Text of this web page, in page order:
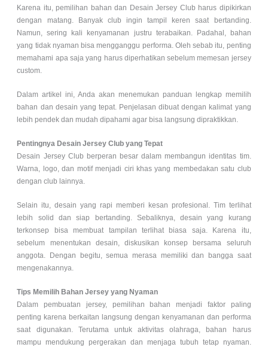
Karena itu, pemilihan bahan dan Desain Jersey Club harus dipikirkan
dengan matang. Banyak club ingin tampil keren saat bertanding.
Namun, sering kali kenyamanan justru terabaikan. Padahal, bahan
yang tidak nyaman bisa mengganggu performa. Oleh sebab itu, penting
memahami apa saja yang harus diperhatikan sebelum memesan jersey
custom.
Dalam artikel ini, Anda akan menemukan panduan lengkap memilih
bahan dan desain yang tepat. Penjelasan dibuat dengan kalimat yang
lebih pendek dan mudah dipahami agar bisa langsung dipraktikkan.
Pentingnya Desain Jersey Club yang Tepat
Desain Jersey Club berperan besar dalam membangun identitas tim.
Warna, logo, dan motif menjadi ciri khas yang membedakan satu club
dengan club lainnya.
Selain itu, desain yang rapi memberi kesan profesional. Tim terlihat
lebih solid dan siap bertanding. Sebaliknya, desain yang kurang
terkonsep bisa membuat tampilan terlihat biasa saja. Karena itu,
sebelum menentukan desain, diskusikan konsep bersama seluruh
anggota. Dengan begitu, semua merasa memiliki dan bangga saat
mengenakannya.
Tips Memilih Bahan Jersey yang Nyaman
Dalam pembuatan jersey, pemilihan bahan menjadi faktor paling
penting karena berkaitan langsung dengan kenyamanan dan performa
saat digunakan. Terutama untuk aktivitas olahraga, bahan harus
mampu mendukung pergerakan dan menjaga tubuh tetap nyaman.